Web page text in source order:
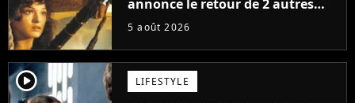
annonce le retour de 2 autres
personnages emblématiques de
5 août 2026
player2 LIFESTYLE